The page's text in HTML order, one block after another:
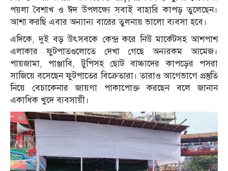
পয়লা বৈশাখ ও ঈদ উপলক্ষ্যে সবাই বাহারি কাপড় তুলেছেন।
আশা করছি এবার অন্যান্য বারের তুলনায় ভালো ব্যবসা হবে।
এদিকে, দুই বড় উৎসবকে কেন্দ্র করে নিউ মার্কেটসহ আশপাশ
এলাকার ফুটপাতগুলোতে দেখা গেছে অন্যরকম আমেজ।
পায়জামা, পাঞ্জাবি, টুপিসহ ছোট বাচ্চাদের কাপড়ের পসরা
সাজিয়ে বসেছেন ফুটপাতের বিক্রেতারা। তারাও আগেভাগে প্রস্তুতি
নিয়ে বেচাকেনার জায়গা পাকাপোক্ত করছেন বলে জানান
একাধিক খুদে ব্যবসায়ী।